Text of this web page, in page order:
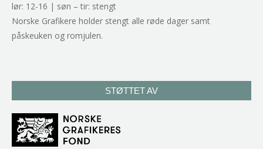
lør: 12-16 | søn – tir: stengt
Norske Grafikere holder stengt alle røde dager samt
påskeuken og romjulen.
STØTTET AV